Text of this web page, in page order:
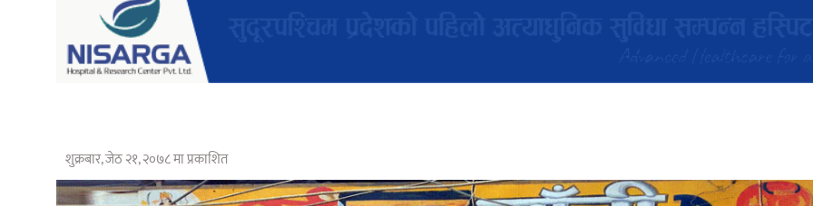
शुक्रबार, जेठ २१, २०७८ मा प्रकाशित